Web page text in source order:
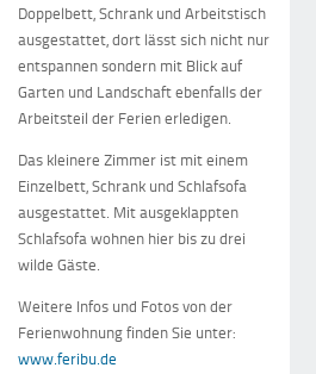
Doppelbett, Schrank und Arbeitstisch
ausgestattet, dort lässt sich nicht nur
entspannen sondern mit Blick auf
Garten und Landschaft ebenfalls der
Arbeitsteil der Ferien erledigen.
Das kleinere Zimmer ist mit einem
Einzelbett, Schrank und Schlafsofa
ausgestattet. Mit ausgeklappten
Schlafsofa wohnen hier bis zu drei
wilde Gäste.
Weitere Infos und Fotos von der
Ferienwohnung finden Sie unter:
www.feribu.de